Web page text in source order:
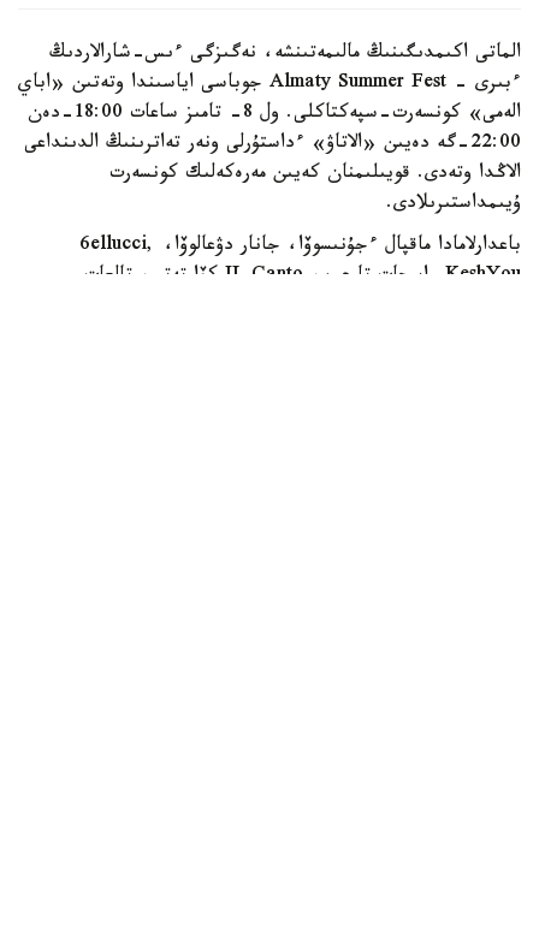
الماتى اكىمدىگىنىڭ مالىمەتىنشە، نەگىزگى ءىس-شارالاردىڭ
ءبىرى - Almaty Summer Fest جوباسى اياسىندا وتەتىن «اباي
الەمى» كونسەرت-سپەكتاكلى. ول 8- تامىز ساعات 18:00-دەن
22:00-گە دەيىن «الاتاۋ» ءداستۇرلى ونەر تەاترىنىڭ الدىنداعى
الاڭدا وتەدى. قويىلىمنان كەيىن مەرەكەلىك كونسەرت
ۇيىمداستىرىلادى.
باعدارلامادا ماقپال ءجۇنىسوۆا، جانار دۋعالوۆا، 6ellucci,
KeshYou, اسحات تارعىن، IL Canto كۆارتەتى، تالعات